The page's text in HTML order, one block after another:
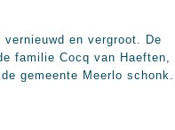
en vergroot. De
familie Cocq van Haeften,
gemeente Meerlo schonk.